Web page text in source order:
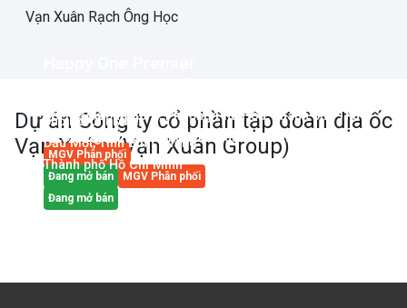
Vạn Xuân Rạch Ông Học
Dự án Công ty cổ phần tập đoàn địa ốc
Vạn Xuân (Vạn Xuân Group)
phố Hồ Chí Minh
MGV Phân phối
Số 113 Đường 30/4, Phường Phú Hoà, Thành phố Thủ
Dầu Một, Tỉnh Bình Dương
Đang mở bán MGV Phân phối
Happy One Sora
27 Đường số 9, Phường Linh Xuân, Thành phố Thủ Đức,
Thành phố Hồ Chí Minh
Đang mở bán